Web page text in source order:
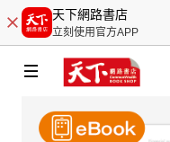
天下網路書店
立刻使用官方APP